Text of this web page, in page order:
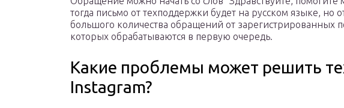
тогда письмо от техподдержки будет на русском языке, но
большого количества обращений от зарегистрированных
которых обрабатываются в первую очередь.
Какие проблемы может решить
Instagram?